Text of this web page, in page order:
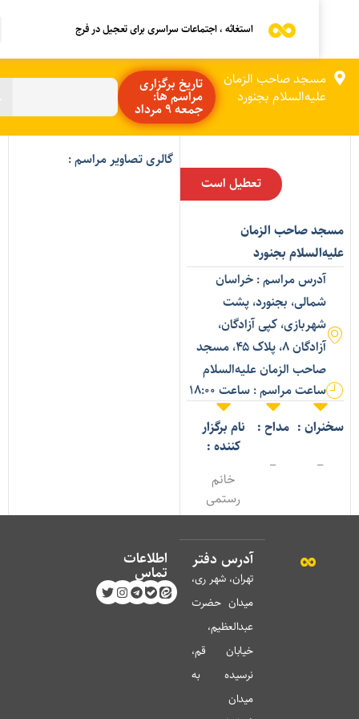
استغاثه ، اجتماعات سراسری برای تعجیل در فرج
مسجد صاحب الزمان
علیه‌السلام بجنورد
تاریخ برگزاری
مراسم ها:
جمعه 9 مرداد
تعطیل است
صاحب الزمان
بجنورد
آدرس مراسم : خراسان
شمالی، بجنورد، پشت
شهربازی، کپی آزادگان،
آزادگان ۸، پلاک ۴۵، مسجد
صاحب الزمان علیه‌السلام
ساعت مراسم : ساعت 18:00
: مداح : نام برگزار
کننده :
خانم
رستمی
گالری تصاویر مراسم :
آدرس دفتر
تهران، شهر ری،
میدان حضرت
عبدالعظیم،
خیابان قم،
نرسیده به
میدان
اطلاعات
تماس